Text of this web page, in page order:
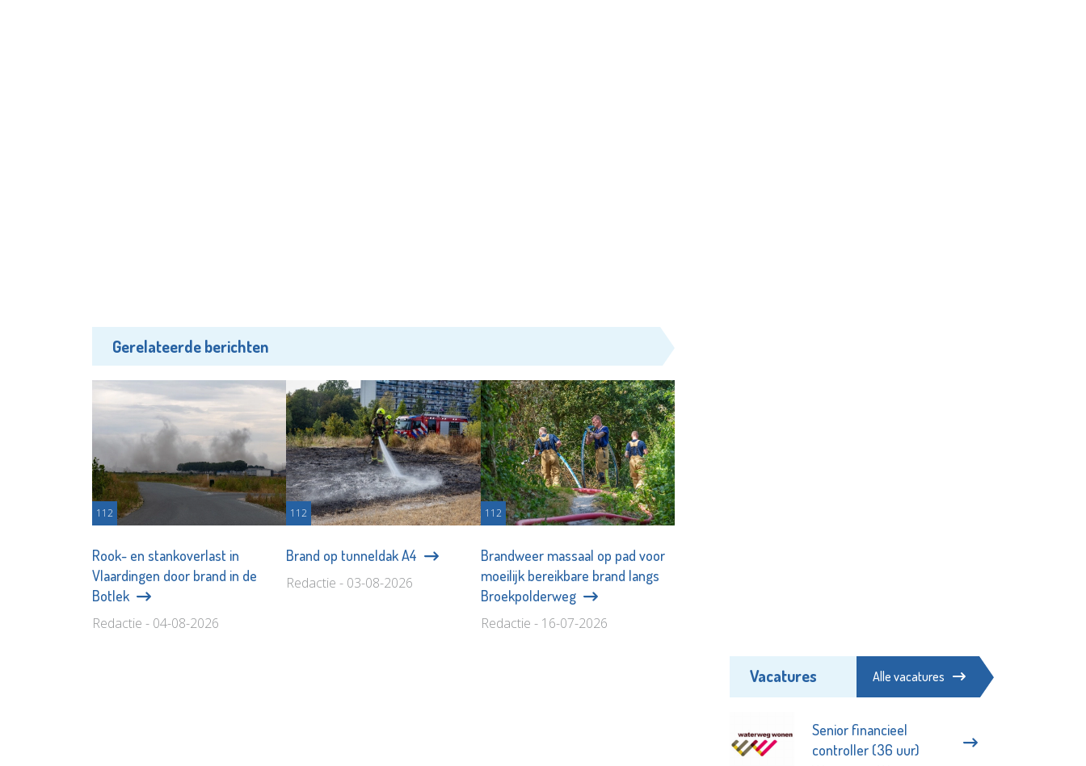
Gerelateerde berichten
112
Rook- en stankoverlast in
Vlaardingen door brand in de
Botlek
Redactie - 04-08-2026
112
Brand op tunneldak A4
Redactie - 03-08-2026
112
Brandweer massaal op pad voor
moeilijk bereikbare brand langs
Broekpolderweg
Redactie - 16-07-2026
Vacatures Alle vacatures
Senior financieel
controller (36 uur)